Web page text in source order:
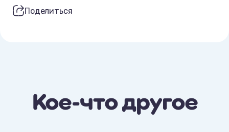
Поделиться
Кое-что другое